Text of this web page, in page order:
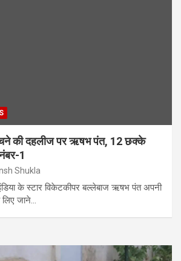
की दहलीज पर ऋषभ पंत, 12 छक्के
1
Shukla
के स्टार विकेटकीपर बल्लेबाज ऋषभ पंत अपनी
जाने…